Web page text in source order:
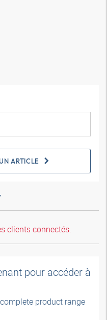
ARTICLE
clients connectés.
pour accéder à
product range